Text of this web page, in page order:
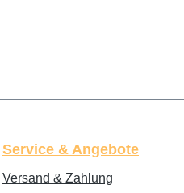
Service & Angebote
Versand & Zahlung